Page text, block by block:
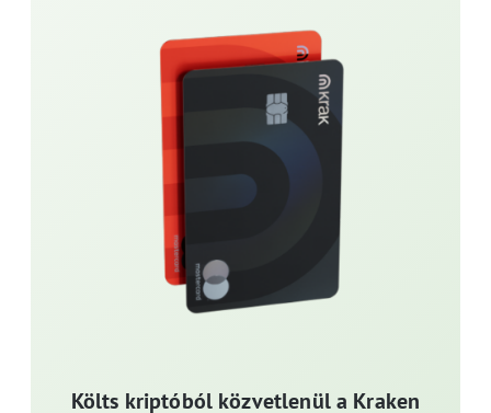
Költs kriptóból közvetlenül a Kraken